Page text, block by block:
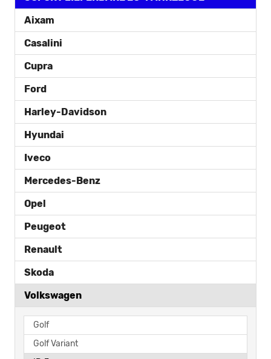
Aixam
Casalini
Cupra
Ford
Harley-Davidson
Hyundai
Iveco
Mercedes-Benz
Opel
Peugeot
Renault
Skoda
Volkswagen
Golf
Golf Variant